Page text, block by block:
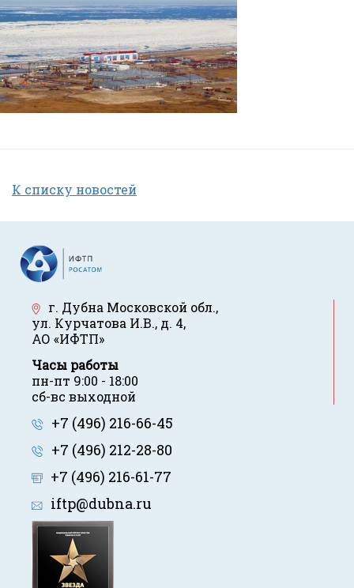
К списку новостей
г. Дубна Московской обл.,
ул. Курчатова И.В., д. 4,
АО «ИФТП»
Часы работы
пн-пт 9:00 - 18:00
сб-вс выходной
+7 (496) 216-66-45
+7 (496) 212-28-80
+7 (496) 216-61-77
iftp@dubna.ru